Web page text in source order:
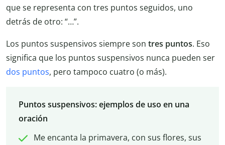
que se representa con tres puntos seguidos, uno
detrás de otro: “…”.
Los puntos suspensivos siempre son tres puntos. Eso
significa que los puntos suspensivos nunca pueden ser
dos puntos, pero tampoco cuatro (o más).
Puntos suspensivos: ejemplos de uso en una
oración
Me encanta la primavera, con sus flores, sus